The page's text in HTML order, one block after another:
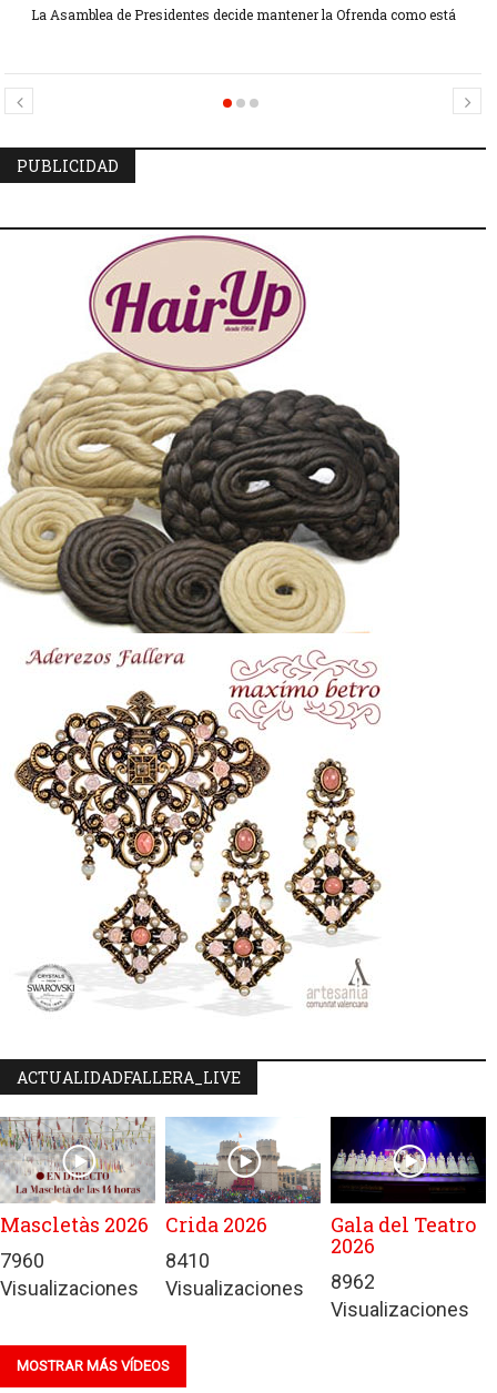
La Asamblea de Presidentes decide mantener la Ofrenda como está
Candidatas Preseleccionadas por el sector Olivereta
Candidatas Preseleccionadas por el sector Sector La Seu-La Xerea-El
PUBLICIDAD
ACTUALIDADFALLERA_LIVE
Mascletàs 2026
7960
Visualizaciones
Crida 2026
8410
Visualizaciones
Gala del Teatro
2026
8962
Visualizaciones
MOSTRAR MÁS VÍDEOS